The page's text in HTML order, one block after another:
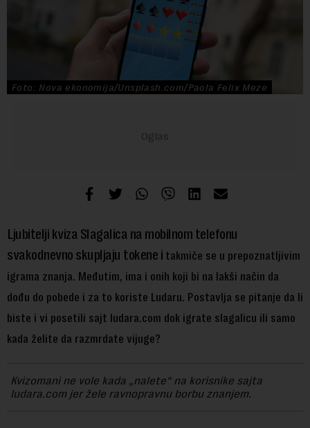
Foto: Nova ekonomija/Unsplash.com/Paola Felix Meze
Ljubitelji kviza Slagalica na mobilnom telefonu
svakodnevno skupljaju tokene i takmiče se u prepoznatljivim
igrama znanja. Međutim, ima i onih koji bi na lakši način da
dođu do pobede i za to koriste Ludaru. Postavlja se pitanje da li
biste i vi posetili sajt ludara.com dok igrate slagalicu ili samo
kada želite da razmrdate vijuge?
Kvizomani ne vole kada „nalete“ na korisnike sajta
ludara.com jer žele ravnopravnu borbu znanjem.